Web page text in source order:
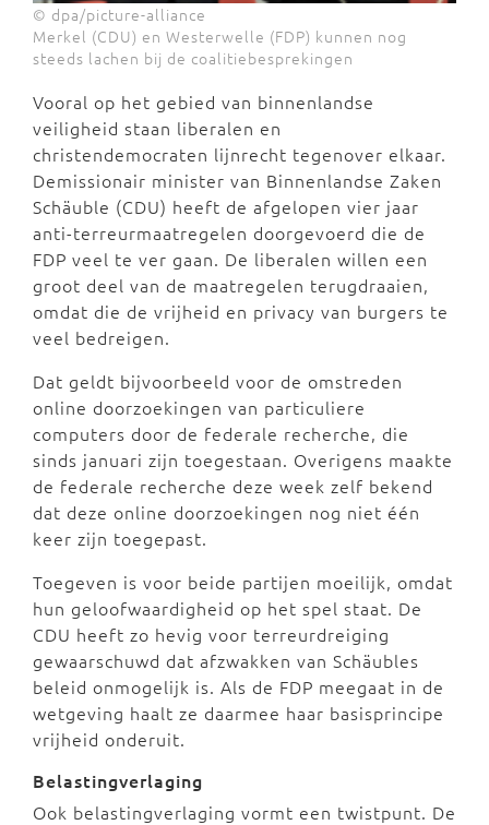
© dpa/picture-alliance
Merkel (CDU) en Westerwelle (FDP) kunnen nog
steeds lachen bij de coalitiebesprekingen
Vooral op het gebied van binnenlandse
veiligheid staan liberalen en
christendemocraten lijnrecht tegenover elkaar.
Demissionair minister van Binnenlandse Zaken
Schäuble (CDU) heeft de afgelopen vier jaar
anti-terreurmaatregelen doorgevoerd die de
FDP veel te ver gaan. De liberalen willen een
groot deel van de maatregelen terugdraaien,
omdat die de vrijheid en privacy van burgers te
veel bedreigen.
Dat geldt bijvoorbeeld voor de omstreden
online doorzoekingen van particuliere
computers door de federale recherche, die
sinds januari zijn toegestaan. Overigens maakte
de federale recherche deze week zelf bekend
dat deze online doorzoekingen nog niet één
keer zijn toegepast.
Toegeven is voor beide partijen moeilijk, omdat
hun geloofwaardigheid op het spel staat. De
CDU heeft zo hevig voor terreurdreiging
gewaarschuwd dat afzwakken van Schäubles
beleid onmogelijk is. Als de FDP meegaat in de
wetgeving haalt ze daarmee haar basisprincipe
vrijheid onderuit.
Belastingverlaging
Ook belastingverlaging vormt een twistpunt. De